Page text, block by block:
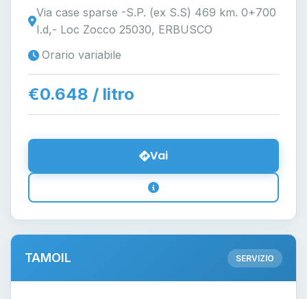
Via case sparse -S.P. (ex S.S) 469 km. 0+700
I.d,- Loc Zocco 25030, ERBUSCO
Orario variabile
€0.648 / litro
Vai
TAMOIL SERVIZIO